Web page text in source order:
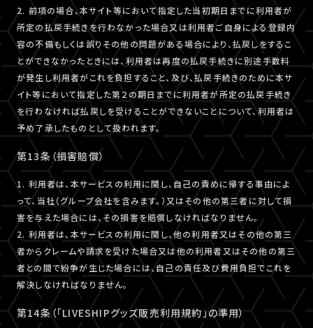
2. 前項の場合、本サイト等において指定した当初期日までに利用者が
所定の払戻手続きを行わなかった場合又は利用者ご自身による登録内
容の不備もしくは誤りその他の問題がある場合により、払戻しをするこ
とができなかったときには、利用者は再度の払戻手続きに別途手数料
が発生し利用者がこれを負担すること、及び、払戻手続きのために本サ
イト等において指定した第２の期日までに利用者が所定の払戻手続き
を行わなければ払戻しを受けることができないことについて、利用者は
予め了承したものとして扱われます。
第13条（損害賠償）
1. 利用者は、本サービスの利用に関し、自己の責めに帰する事由によ
って、当社（グループ会社を含みます。）又はその他の第三者に対して損
害を与えた場合には、その損害を賠償しなければなりません。
2. 利用者は、本サービスの利用に関し、他の利用者又はその他の第三
者からクレームや請求を受けた場合又は他の利用者又はその他の第三
者との間で紛争が生じた場合には、自己の責任及び費用負担でこれを
解決しなければなりません。
第14条（「LIVESHIPグッズ販売利用規約」の準用）